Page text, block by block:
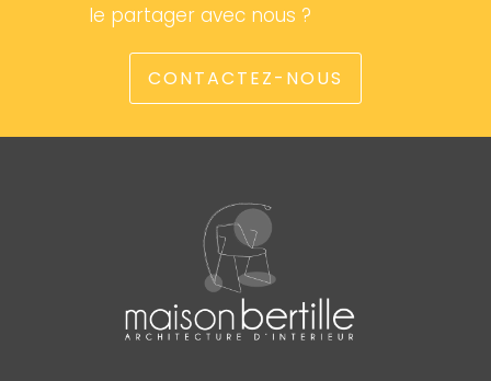
le partager avec nous ?
CONTACTEZ-NOUS